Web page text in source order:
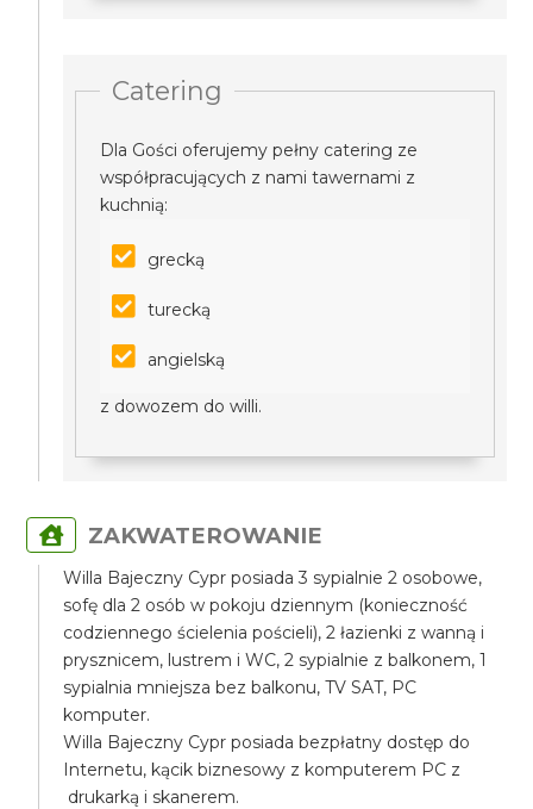
Catering
Dla Gości oferujemy pełny catering ze
współpracujących z nami tawernami z
kuchnią:
grecką
turecką
angielską
z dowozem do willi.
ZAKWATEROWANIE
Willa Bajeczny Cypr posiada 3 sypialnie 2 osobowe,
sofę dla 2 osób w pokoju dziennym (konieczność
codziennego ścielenia pościeli), 2 łazienki z wanną i
prysznicem, lustrem i WC, 2 sypialnie z balkonem, 1
sypialnia mniejsza bez balkonu, TV SAT, PC
komputer.
Willa Bajeczny Cypr posiada bezpłatny dostęp do
Internetu, kącik biznesowy z komputerem PC z
drukarką i skanerem.